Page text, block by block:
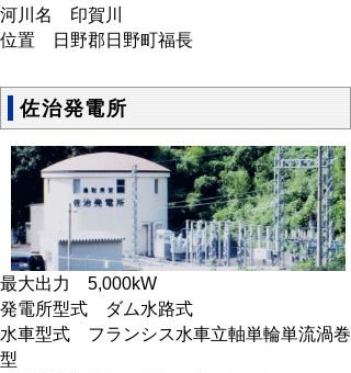
河川名 印賀川
位置 日野郡日野町福長
佐治発電所
最大出力 5,000kW
発電所型式 ダム水路式
水車型式 フランシス水車立軸単輪単流渦巻
型